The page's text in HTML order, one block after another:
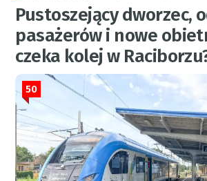
Pustoszejący dworzec,
pasażerów i nowe
czeka kolej w
50